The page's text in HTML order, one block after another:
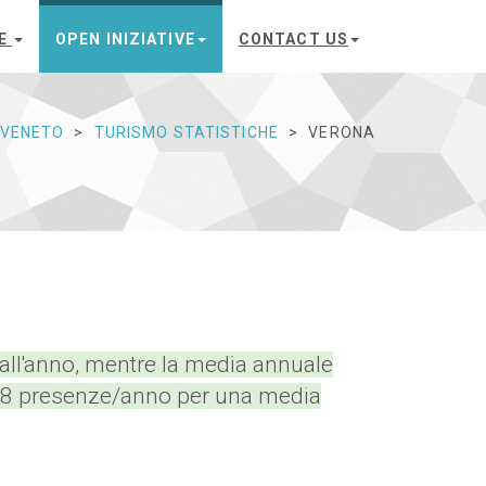
OPEN INIZIATIVE CONTACT US
TURISMO STATISTICHE VERONA
mentre la media annuale
presenze/anno per una media